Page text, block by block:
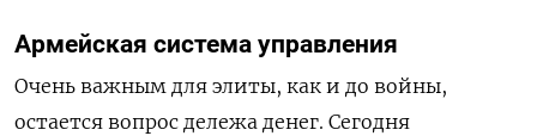
Армейская система управления
Очень важным для элиты, как и до войны,
остается вопрос дележа денег. Сегодня